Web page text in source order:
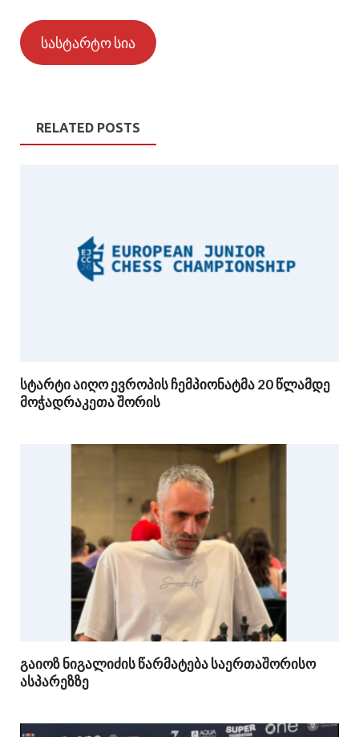
სასტარტო სია
RELATED POSTS
სტარტი აიღო ევროპის ჩემპიონატმა 20 წლამდე
მოჭადრაკეთა შორის
გაიოზ ნიგალიძის წარმატება საერთაშორისო
ასპარეზზე